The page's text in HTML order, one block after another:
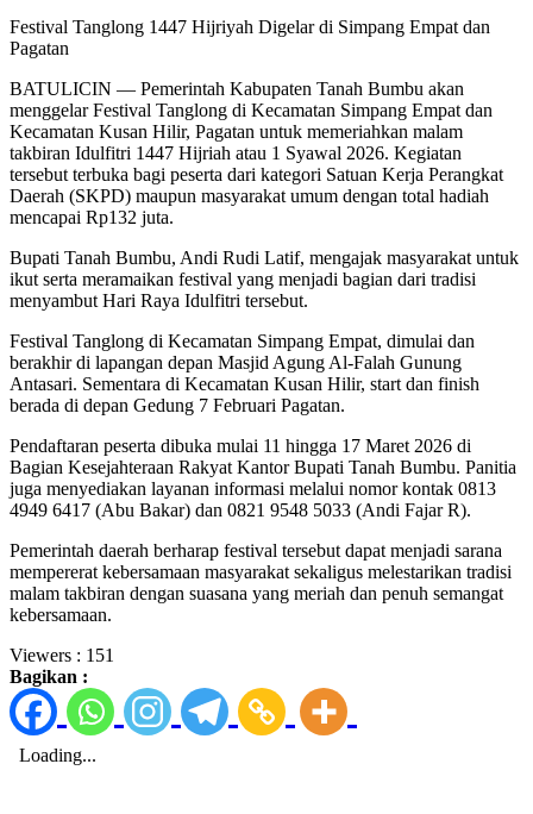
Festival Tanglong 1447 Hijriyah Digelar di Simpang Empat dan
Pagatan
BATULICIN — Pemerintah Kabupaten Tanah Bumbu akan
menggelar Festival Tanglong di Kecamatan Simpang Empat dan
Kecamatan Kusan Hilir, Pagatan untuk memeriahkan malam
takbiran Idulfitri 1447 Hijriah atau 1 Syawal 2026. Kegiatan
tersebut terbuka bagi peserta dari kategori Satuan Kerja Perangkat
Daerah (SKPD) maupun masyarakat umum dengan total hadiah
mencapai Rp132 juta.
Bupati Tanah Bumbu, Andi Rudi Latif, mengajak masyarakat untuk
ikut serta meramaikan festival yang menjadi bagian dari tradisi
menyambut Hari Raya Idulfitri tersebut.
Festival Tanglong di Kecamatan Simpang Empat, dimulai dan
berakhir di lapangan depan Masjid Agung Al-Falah Gunung
Antasari. Sementara di Kecamatan Kusan Hilir, start dan finish
berada di depan Gedung 7 Februari Pagatan.
Pendaftaran peserta dibuka mulai 11 hingga 17 Maret 2026 di
Bagian Kesejahteraan Rakyat Kantor Bupati Tanah Bumbu. Panitia
juga menyediakan layanan informasi melalui nomor kontak 0813
4949 6417 (Abu Bakar) dan 0821 9548 5033 (Andi Fajar R).
Pemerintah daerah berharap festival tersebut dapat menjadi sarana
mempererat kebersamaan masyarakat sekaligus melestarikan tradisi
malam takbiran dengan suasana yang meriah dan penuh semangat
kebersamaan.
Viewers : 151
Bagikan :